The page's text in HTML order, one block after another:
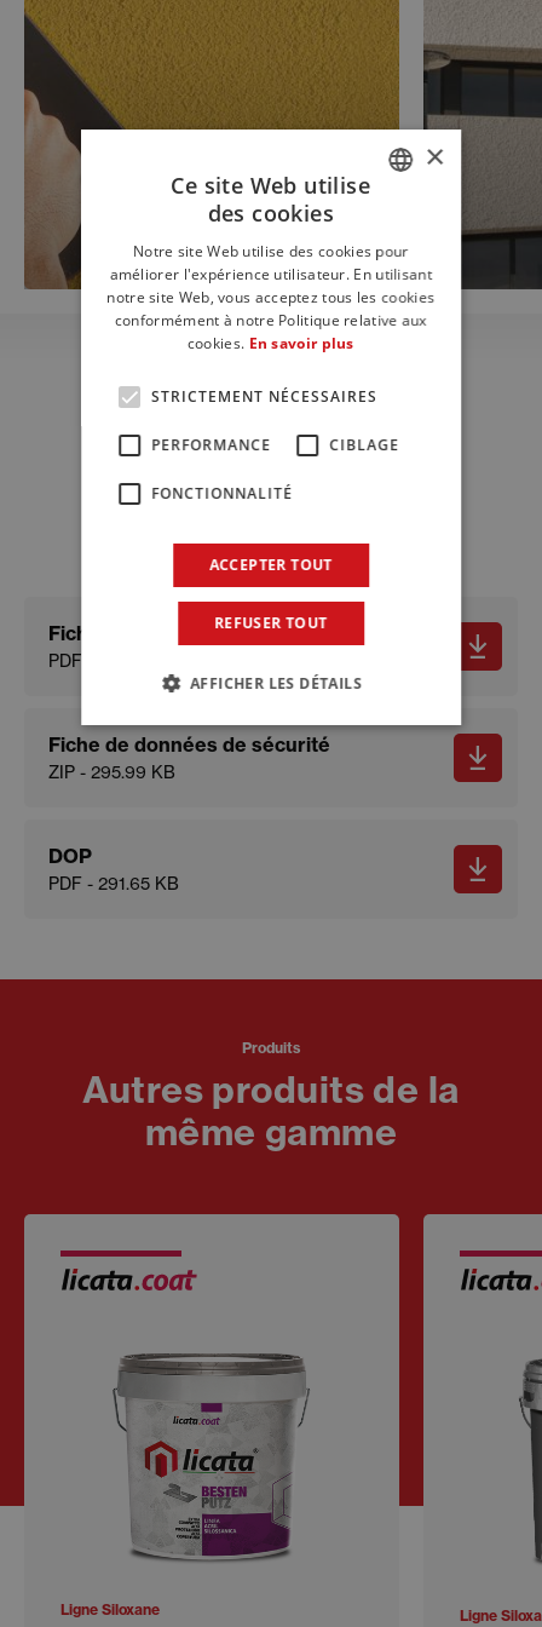
Fiches techniques et
documents
Fiche technique
PDF - 663.11 KB
Fiche de données de sécurité
ZIP - 295.99 KB
DOP
PDF - 291.65 KB
Produits
Autres produits de la
même gamme
Ligne Siloxane Ligne
ENGLISH
FRENCH
×
Ce site Web utilise
des cookies
Notre site Web utilise des cookies pour
améliorer l'expérience utilisateur. En utilisant
notre site Web, vous acceptez tous les cookies
conformément à notre Politique relative aux
cookies. En savoir plus
STRICTEMENT NÉCESSAIRES
PERFORMANCE CIBLAGE
FONCTIONNALITÉ
ACCEPTER TOUT
REFUSER TOUT
AFFICHER LES DÉTAILS